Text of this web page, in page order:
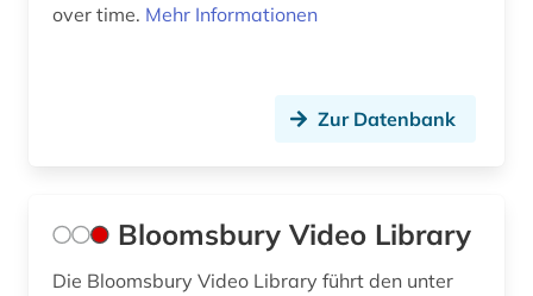
over time. Mehr Informationen
Zur Datenbank
Bloomsbury Video Library
Die Bloomsbury Video Library führt den unter